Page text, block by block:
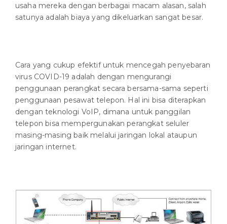
usaha mereka dengan berbagai macam alasan, salah
satunya adalah biaya yang dikeluarkan sangat besar.
Cara yang cukup efektif untuk mencegah penyebaran
virus COVID-19 adalah dengan mengurangi
penggunaan perangkat secara bersama-sama seperti
penggunaan pesawat telepon. Hal ini bisa diterapkan
dengan teknologi VoIP, dimana untuk panggilan
telepon bisa mempergunakan perangkat seluler
masing-masing baik melalui jaringan lokal ataupun
jaringan internet.